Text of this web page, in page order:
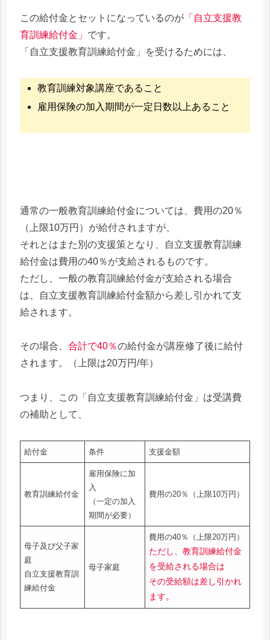
この給付金とセットになっているのが 「自立支援教
育訓練給付金」 です。
「 自立支援教育訓練給付金」を受けるためには、
教育訓練対象講座であること
雇用保険の加入期間が一定日数以上あること
通常の一般教育訓練給付金については、費用の20％
（上限10万円）が給付されますが、
それとはまた別の支援策となり、自立支援教育訓練
給付金は費用の40％が支給されるものです。
ただし、一般の教育訓練給付金が支給される場合
は、自立支援教育訓練給付金額から差し引かれて支
給されます。
その場合、 合計で40％の給付金が講座修了後に給付
されます。（上限は20万円/年）
つまり、この「自立支援教育訓練給付金」は受講費
の補助として、
給付金 条件 支援金額
教育訓練給付金
雇用保険に加
入
（一定の加入
期間が必要）
費用の20％（上限10万円）
母子及び父子家
庭
自立支援教育訓
練給付金
母子家庭
費用の40％（上限20万円）
ただし、教育訓練給付金
を受給される場合は
その受給額は差し引かれ
ます。